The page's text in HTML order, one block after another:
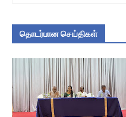
தொடர்பான செய்திகள்